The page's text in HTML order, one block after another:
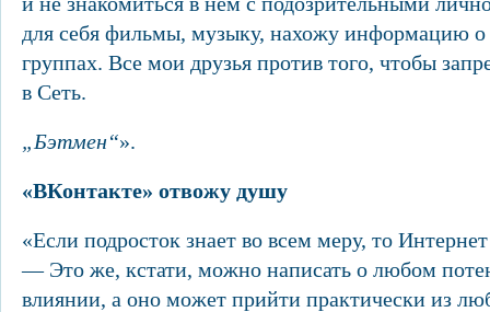
для себя фильмы, музыку, нахожу информацию о
группах. Все мои друзья против того, чтобы
в Сеть.
„Бэтмен“».
«ВКонтакте» отвожу душу
«Если подросток знает во всем меру, то
— Это же, кстати, можно написать о любом
влиянии, а оно может прийти практически из